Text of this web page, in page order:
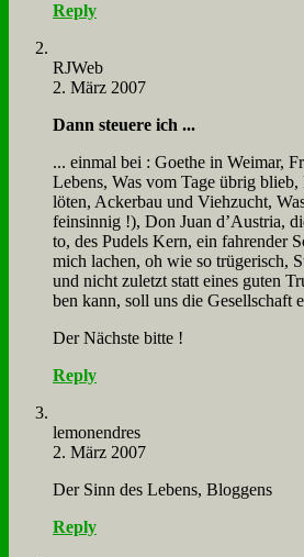
Reply
RJ­Web
2. März 2007
Dann steue­re ich ...
... ein­mal bei : Goe­the in Wei­mar,
Le­bens, Was vom Ta­ge üb­rig
lö­ten, Acker­bau und Vieh­zucht,
fein­sin­nig !), Don Ju­an d’Au­stria,
to, des Pu­dels Kern, ein fah­ren­der
mich la­chen, oh wie so trü­ge­risch,
und nicht zu­letzt statt ei­nes gu­ten
ben kann, soll uns die Ge­sell­schaft
Der Näch­ste bit­te !
Reply
le­mo­nend­res
2. März 2007
Der Sinn des Le­bens, Blog­gens
Reply